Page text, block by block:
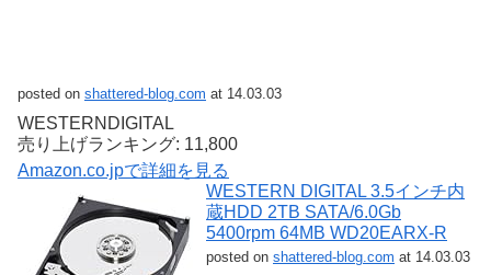
posted on shattered-blog.com at 14.03.03
WESTERNDIGITAL
売り上げランキング: 11,800
Amazon.co.jpで詳細を見る
WESTERN DIGITAL 3.5インチ内
蔵HDD 2TB SATA/6.0Gb
5400rpm 64MB WD20EARX-R
posted on shattered-blog.com at 14.03.03